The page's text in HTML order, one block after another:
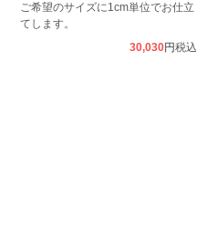
ご希望のサイズに1cm単位でお仕立
てします。
30,030 税込